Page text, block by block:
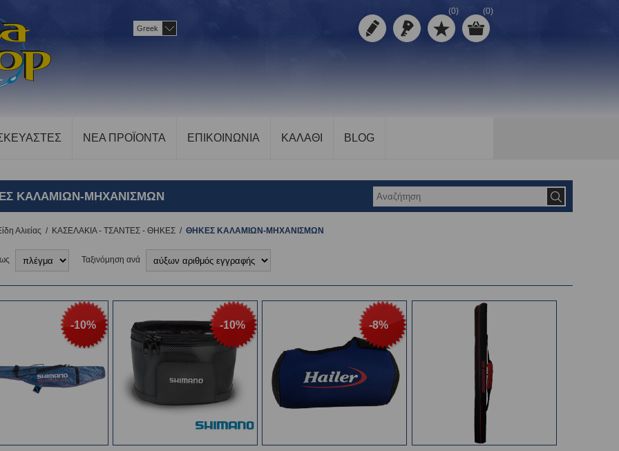
(0) (0)
Greek
ΝΕΑ ΠΡΟΪΟΝΤΑ ΕΠΙΚΟΙΝΩΝΙΑ ΚΑΛΑΘΙ BLOG
ΚΑΛΑΜΙΩΝ-ΜΗΧΑΝΙΣΜΩΝ
Αλιείας / ΚΑΣΕΛΑΚΙΑ - ΤΣΑΝΤΕΣ - ΘΗΚΕΣ / ΘΗΚΕΣ ΚΑΛΑΜΙΩΝ-ΜΗΧΑΝΙΣΜΩΝ
Ταξινόμηση ανά
-10% -10% -8%